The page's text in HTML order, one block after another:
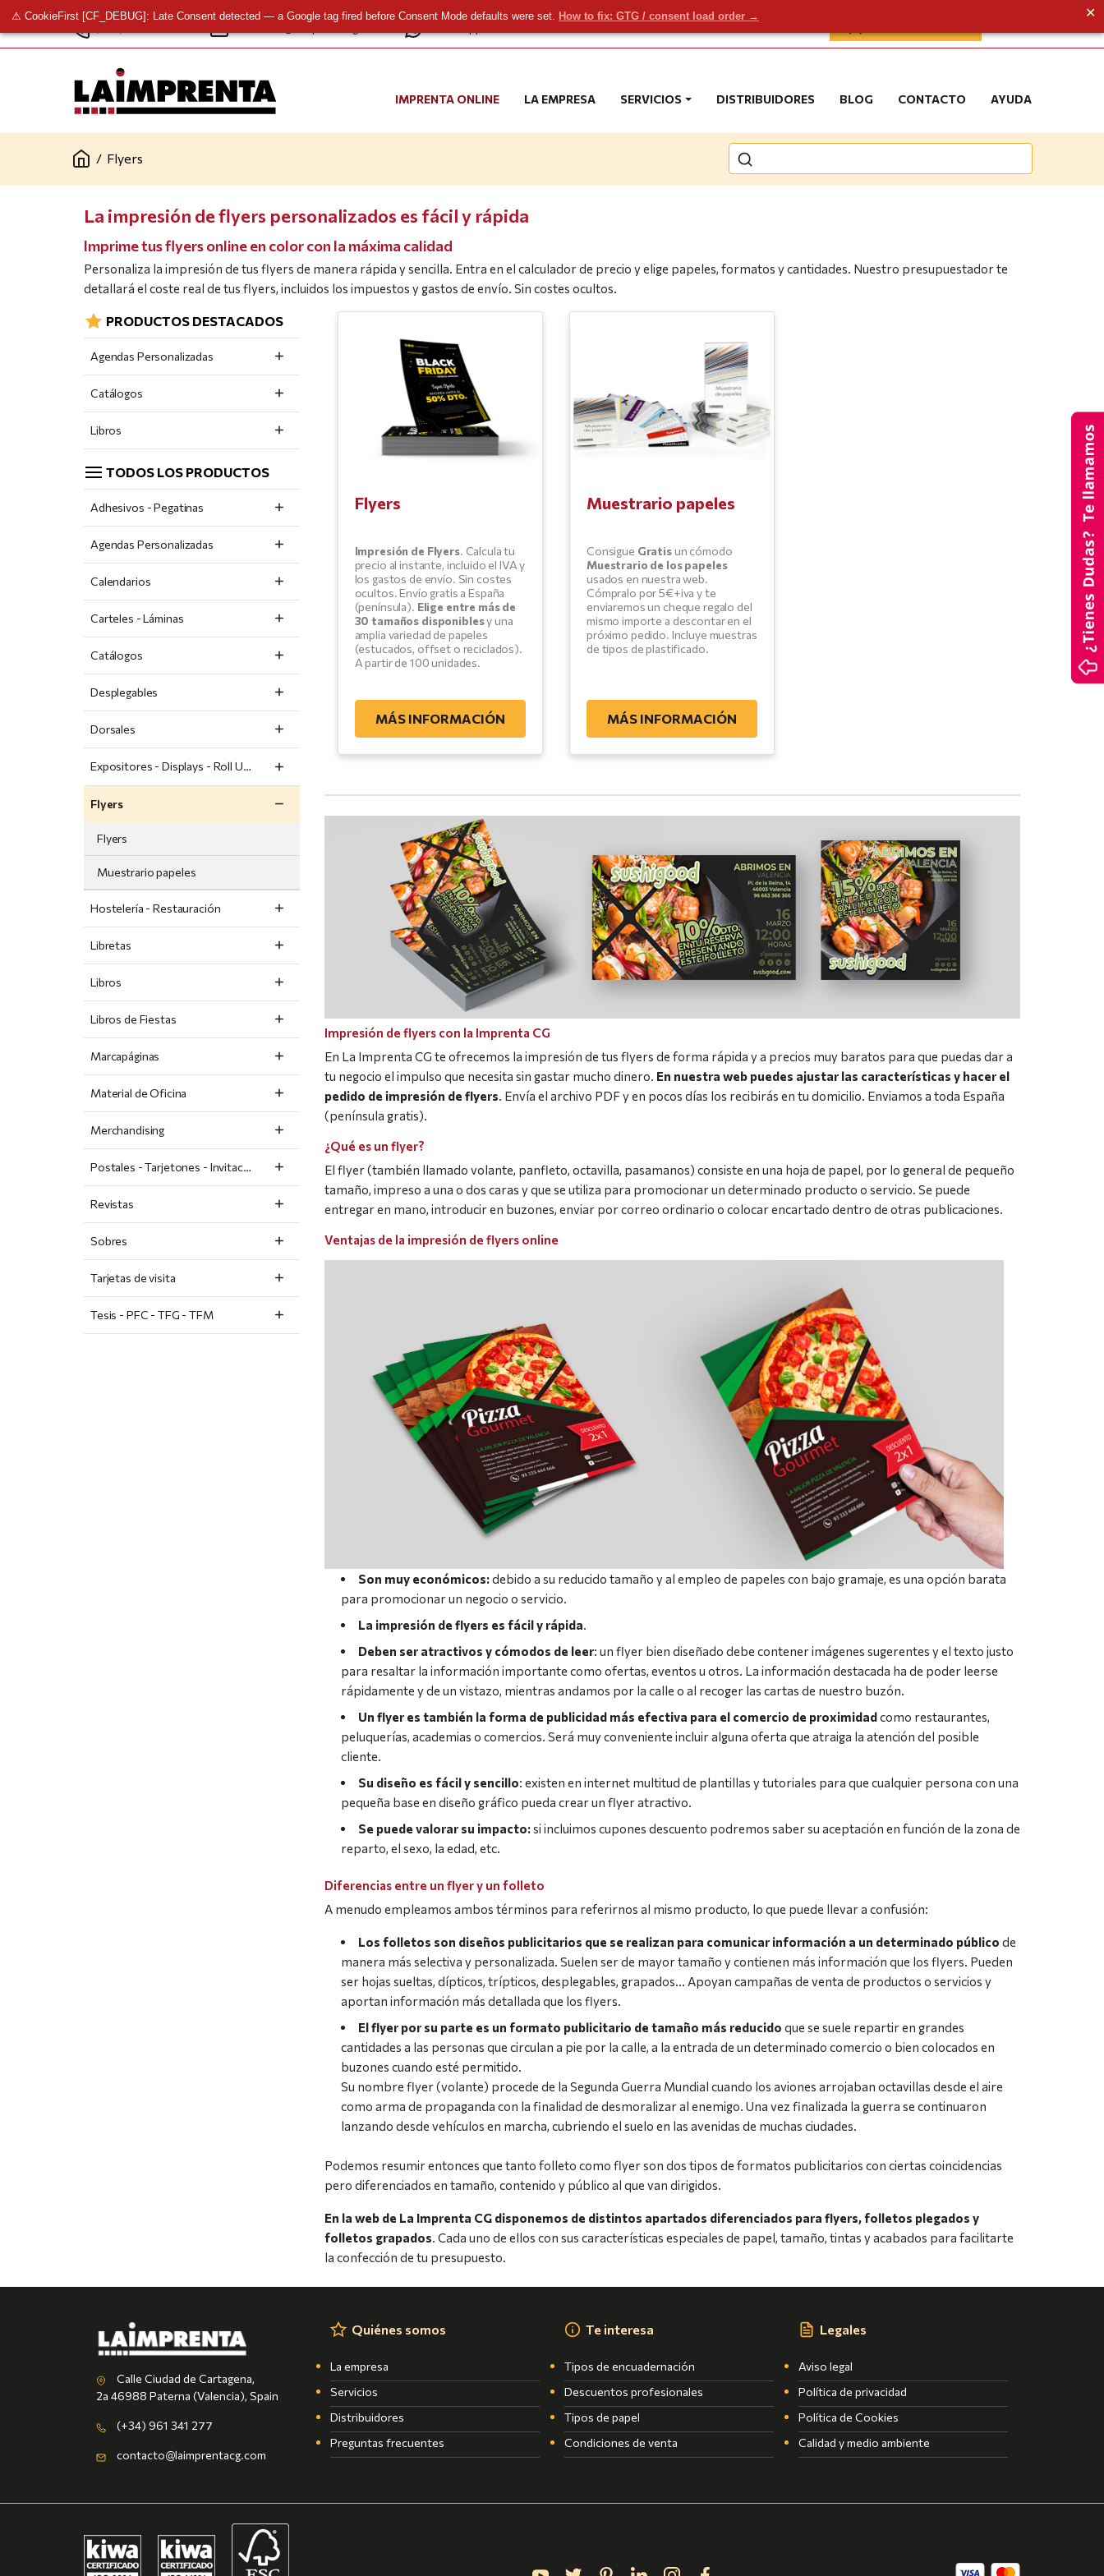
⚠ CookieFirst [CF_DEBUG]: Late Consent detected — a Google tag fired before Consent Mode defaults were set. How to fix: GTG / consent load order →
✕
IMPRENTA ONLINE LA EMPRESA SERVICIOS DISTRIBUIDORES BLOG CONTACTO AYUDA
/ Flyers
La impresión de flyers personalizados es fácil y rápida
Imprime tus flyers online en color con la máxima calidad
Personaliza la impresión de tus flyers de manera rápida y sencilla. Entra en el calculador de precio y elige papeles, formatos y cantidades. Nuestro presupuestador te
detallará el coste real de tus flyers, incluidos los impuestos y gastos de envío. Sin costes ocultos.
PRODUCTOS DESTACADOS
Agendas Personalizadas
Catálogos
Libros
TODOS LOS PRODUCTOS
Adhesivos - Pegatinas
Agendas Personalizadas
Calendarios
Carteles - Láminas
Catálogos
Desplegables
Dorsales
Expositores - Displays - Roll Ups
Flyers
Flyers
Muestrario papeles
Hostelería - Restauración
Libretas
Libros
Libros de Fiestas
Marcapáginas
Material de Oficina
Merchandising
Postales - Tarjetones - Invitaciones
Revistas
Sobres
Tarjetas de visita
Tesis - PFC - TFG - TFM
Flyers
Impresión de Flyers. Calcula tu
precio al instante, incluido el IVA y
los gastos de envío. Sin costes
ocultos. Envío gratis a España
(península). Elige entre más de
30 tamaños disponiblesy una
amplia variedad de papeles
(estucados, offset o reciclados).
A partir de 100 unidades.
MÁS INFORMACIÓN
Muestrario papeles
Consigue Gratisun cómodo
Muestrario de los papeles
usados en nuestra web.
Cómpralo por 5€+iva y te
enviaremos un cheque regalo del
mismo importe a descontar en el
próximo pedido. Incluye muestras
de tipos de plastificado.
MÁS INFORMACIÓN
Impresión de flyers con la Imprenta CG
En La Imprenta CG te ofrecemos la impresión de tus flyers de forma rápida y a precios muy baratos para que puedas dar a
tu negocio el impulso que necesita sin gastar mucho dinero. En nuestra web puedes ajustar las características y hacer el
pedido de impresión de flyers . Envía el archivo PDF y en pocos días los recibirás en tu domicilio. Enviamos a toda España
(península gratis).
¿Qué es un flyer?
El flyer (también llamado volante, panfleto, octavilla, pasamanos) consiste en una hoja de papel, por lo general de pequeño
tamaño, impreso a una o dos caras y que se utiliza para promocionar un determinado producto o servicio. Se puede
entregar en mano, introducir en buzones, enviar por correo ordinario o colocar encartado dentro de otras publicaciones.
Ventajas de la impresión de flyers online
Son muy económicos:debido a su reducido tamaño y al empleo de papeles con bajo gramaje, es una opción barata
para promocionar un negocio o servicio.
La impresión de flyers es fácil y rápida.
Deben ser atractivos y cómodos de leer: un flyer bien diseñado debe contener imágenes sugerentes y el texto justo
para resaltar la información importante como ofertas, eventos u otros. La información destacada ha de poder leerse
rápidamente y de un vistazo, mientras andamos por la calle o al recoger las cartas de nuestro buzón.
Un flyer es también la forma de publicidad más efectiva para el comercio de proximidadcomo restaurantes,
peluquerías, academias o comercios. Será muy conveniente incluir alguna oferta que atraiga la atención del posible
cliente.
Su diseño es fácil y sencillo: existen en internet multitud de plantillas y tutoriales para que cualquier persona con una
pequeña base en diseño gráfico pueda crear un flyer atractivo.
Se puede valorar su impacto:si incluimos cupones descuento podremos saber su aceptación en función de la zona de
reparto, el sexo, la edad, etc.
Diferencias entre un flyer y un folleto
A menudo empleamos ambos términos para referirnos al mismo producto, lo que puede llevar a confusión:
Los folletos son diseños publicitarios que se realizan para comunicar información a un determinado público de
manera más selectiva y personalizada. Suelen ser de mayor tamaño y contienen más información que los flyers. Pueden
ser hojas sueltas, dípticos, trípticos, desplegables, grapados… Apoyan campañas de venta de productos o servicios y
aportan información más detallada que los flyers.
El flyer por su parte es un formato publicitario de tamaño más reducido que se suele repartir en grandes
cantidades a las personas que circulan a pie por la calle, a la entrada de un determinado comercio o bien colocados en
buzones cuando esté permitido.
Su nombre flyer (volante) procede de la Segunda Guerra Mundial cuando los aviones arrojaban octavillas desde el aire
como arma de propaganda con la finalidad de desmoralizar al enemigo. Una vez finalizada la guerra se continuaron
lanzando desde vehículos en marcha, cubriendo el suelo en las avenidas de muchas ciudades.
Podemos resumir entonces que tanto folleto como flyer son dos tipos de formatos publicitarios con ciertas coincidencias
pero diferenciados en tamaño, contenido y público al que van dirigidos.
En la web de La Imprenta CG disponemos de distintos apartados diferenciados para flyers, folletos plegados y
folletos grapados. Cada uno de ellos con sus características especiales de papel, tamaño, tintas y acabados para facilitarte
la confección de tu presupuesto.
Calle Ciudad de Cartagena,
2a 46988 Paterna (Valencia), Spain
(+34) 961 341 277
contacto@laimprentacg.com
Quiénes somos
La empresa
Servicios
Distribuidores
Preguntas frecuentes
Te interesa
Tipos de encuadernación
Descuentos profesionales
Tipos de papel
Condiciones de venta
Legales
Aviso legal
Política de privacidad
Política de Cookies
Calidad y medio ambiente